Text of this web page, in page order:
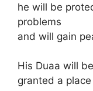
he will be
problems
and will gain
His Duaa will
granted a